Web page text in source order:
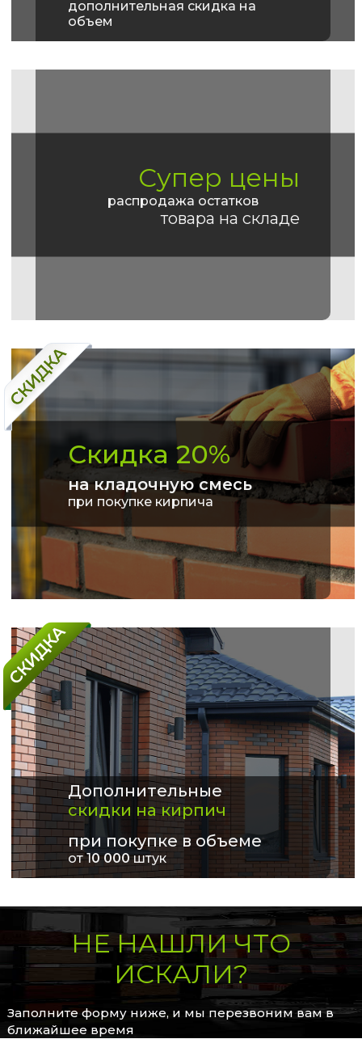
дополнительная скидка на
объем
Супер цены
распродажа остатков
товара на складе
Скидка 20%
на кладочную смесь
при покупке кирпича
Дополнительные
скидки на кирпич
при покупке в объеме
от 10 000штук
НЕ НАШЛИ ЧТО
ИСКАЛИ?
Заполните форму ниже, и мы перезвоним вам в
ближайшее время